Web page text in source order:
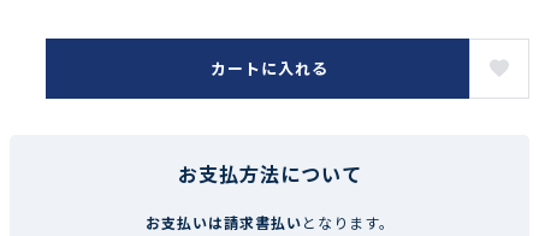
カートに入れる
お支払方法について
お支払いは請求書払いとなります。